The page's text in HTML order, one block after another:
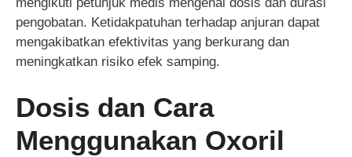
pengobatan. Ketidakpatuhan terhadap anjuran dapat
mengakibatkan efektivitas yang berkurang dan
meningkatkan risiko efek samping.
Dosis dan Cara
Menggunakan Oxoril